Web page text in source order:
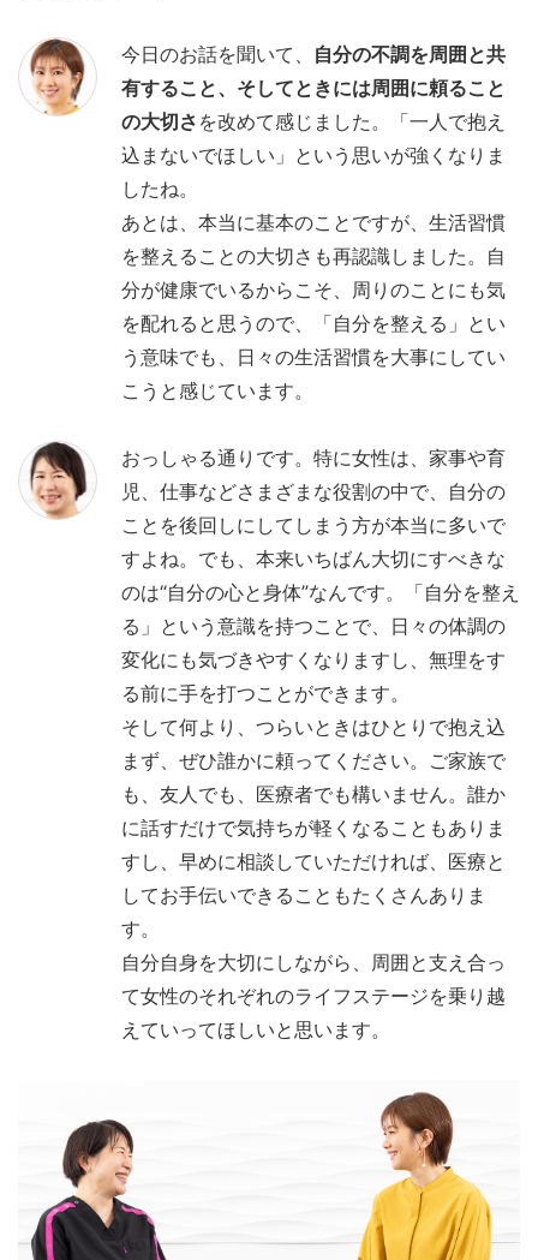
今日のお話を聞いて、 自分の不調を周囲と共
有すること、そしてときには周囲に頼ること
の大切さ を改めて感じました。「一人で抱え
込まないでほしい」という思いが強くなりま
したね。
あとは、本当に基本のことですが、生活習慣
を整えることの大切さも再認識しました。自
分が健康でいるからこそ、周りのことにも気
を配れると思うので、「自分を整える」とい
う意味でも、日々の生活習慣を大事にしてい
こうと感じています。
おっしゃる通りです。特に女性は、家事や育
児、仕事などさまざまな役割の中で、自分の
ことを後回しにしてしまう方が本当に多いで
すよね。でも、本来いちばん大切にすべきな
のは“自分の心と身体”なんです。「自分を整え
る」という意識を持つことで、日々の体調の
変化にも気づきやすくなりますし、無理をす
る前に手を打つことができます。
そして何より、つらいときはひとりで抱え込
まず、ぜひ誰かに頼ってください。ご家族で
も、友人でも、医療者でも構いません。誰か
に話すだけで気持ちが軽くなることもありま
すし、早めに相談していただければ、医療と
してお手伝いできることもたくさんありま
す。
自分自身を大切にしながら、周囲と支え合っ
て女性のそれぞれのライフステージを乗り越
えていってほしいと思います。